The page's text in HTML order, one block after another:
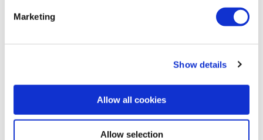
Marketing
Show details
Allow all cookies
Allow selection